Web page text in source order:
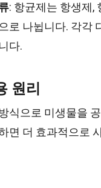
: 항균제는 항생제,
로 나뉩니다. 각각
다.
원리
식으로 미생물을
면 더 효과적으로